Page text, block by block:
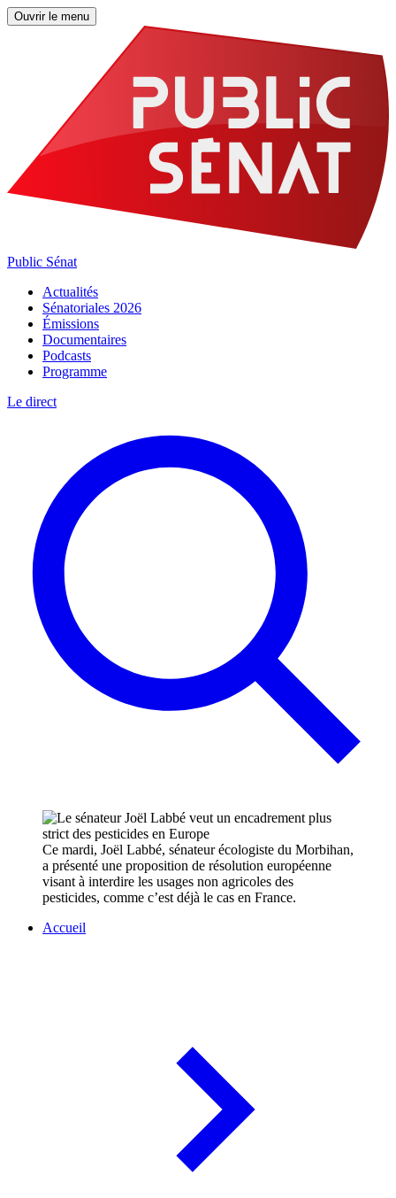
Ouvrir le menu
Public Sénat
Actualités
Sénatoriales 2026
Émissions
Documentaires
Podcasts
Programme
Le direct
Ce mardi, Joël Labbé, sénateur écologiste du Morbihan,
a présenté une proposition de résolution européenne
visant à interdire les usages non agricoles des
pesticides, comme c’est déjà le cas en France.
Accueil